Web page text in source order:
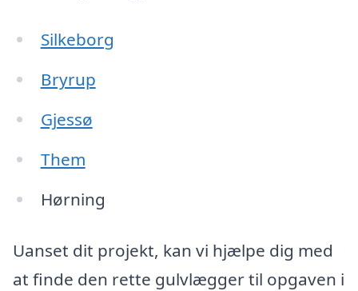
Silkeborg
Bryrup
Gjessø
Them
Hørning
Uanset dit projekt, kan vi hjælpe dig med
at finde den rette gulvlægger til opgaven i